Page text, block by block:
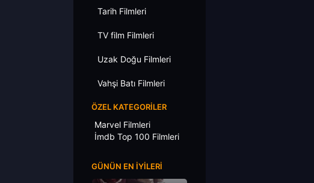
Tarih Filmleri
TV film Filmleri
Uzak Doğu Filmleri
Vahşi Batı Filmleri
ÖZEL KATEGORILER
Marvel Filmleri
İmdb Top 100 Filmleri
GÜNÜN EN İYILERI